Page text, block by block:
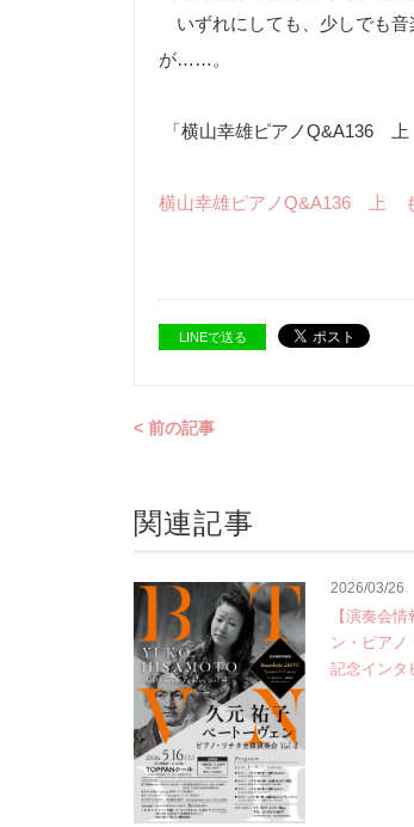
いずれにしても、少しでも音
が……。
「横山幸雄ピアノQ&A136
横山幸雄ピアノQ&A136 上
LINEで送る
< 前の記事
関連記事
2026/03/26
【演奏会
ン・ピアノ
記念インタ